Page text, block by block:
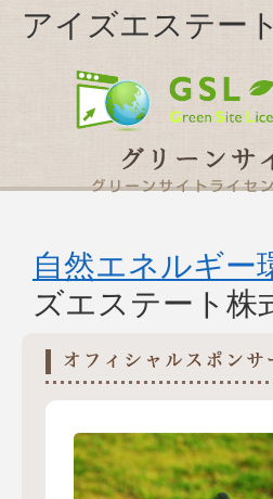
アイズエステー
自然エネルギー
ズエステート